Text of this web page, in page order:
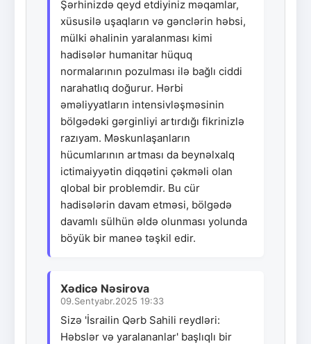
Şərhinizdə qeyd etdiyiniz məqamlar,
xüsusilə uşaqların və gənclərin həbsi,
mülki əhalinin yaralanması kimi
hadisələr humanitar hüquq
normalarının pozulması ilə bağlı ciddi
narahatlıq doğurur. Hərbi
əməliyyatların intensivləşməsinin
bölgədəki gərginliyi artırdığı fikrinizlə
razıyam. Məskunlaşanların
hücumlarının artması da beynəlxalq
ictimaiyyətin diqqətini çəkməli olan
qlobal bir problemdir. Bu cür
hadisələrin davam etməsi, bölgədə
davamlı sülhün əldə olunması yolunda
böyük bir maneə təşkil edir.
Xədicə Nəsirova
09.Sentyabr.2025 19:33
Sizə 'İsrailin Qərb Sahili reydləri:
Həbslər və yaralananlar' başlıqlı bir